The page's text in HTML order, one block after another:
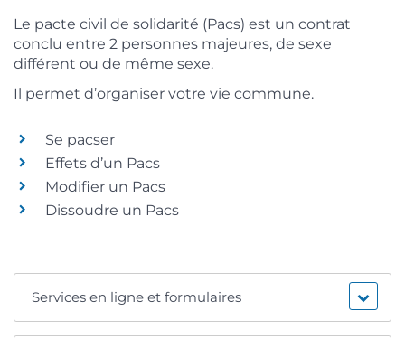
Le pacte civil de solidarité (Pacs) est un contrat
conclu entre 2 personnes majeures, de sexe
différent ou de même sexe.
Il permet d’organiser votre vie commune.
Se pacser
Effets d’un Pacs
Modifier un Pacs
Dissoudre un Pacs
Services en ligne et formulaires